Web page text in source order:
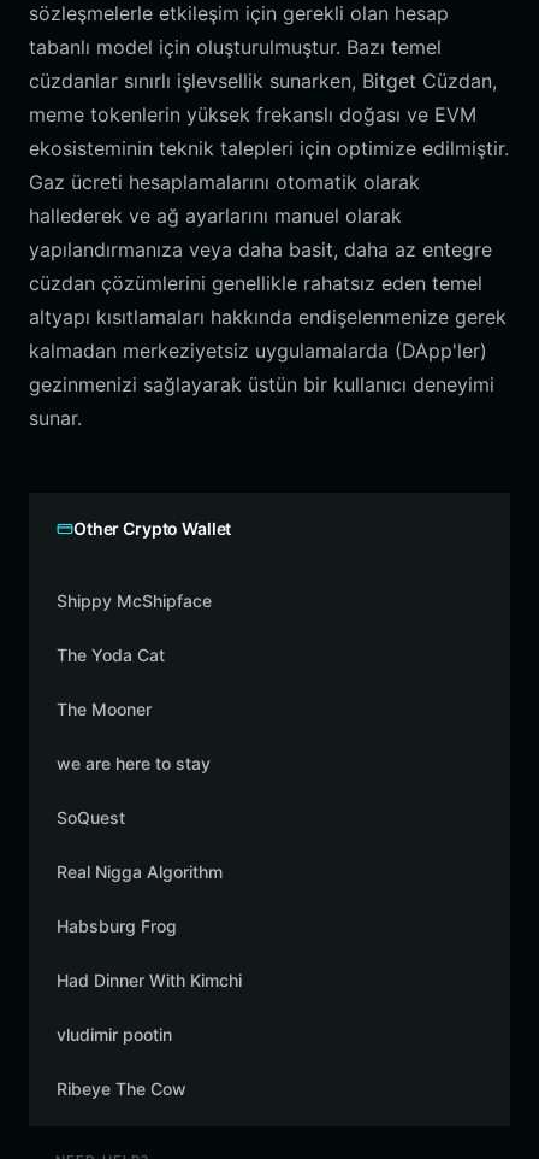
sözleşmelerle etkileşim için gerekli olan hesap
tabanlı model için oluşturulmuştur. Bazı temel
cüzdanlar sınırlı işlevsellik sunarken, Bitget Cüzdan,
meme tokenlerin yüksek frekanslı doğası ve EVM
ekosisteminin teknik talepleri için optimize edilmiştir.
Gaz ücreti hesaplamalarını otomatik olarak
hallederek ve ağ ayarlarını manuel olarak
yapılandırmanıza veya daha basit, daha az entegre
cüzdan çözümlerini genellikle rahatsız eden temel
altyapı kısıtlamaları hakkında endişelenmenize gerek
kalmadan merkeziyetsiz uygulamalarda (DApp'ler)
gezinmenizi sağlayarak üstün bir kullanıcı deneyimi
sunar.
Other Crypto Wallet
Shippy McShipface
The Yoda Cat
The Mooner
we are here to stay
SoQuest
Real Nigga Algorithm
Habsburg Frog
Had Dinner With Kimchi
vludimir pootin
Ribeye The Cow